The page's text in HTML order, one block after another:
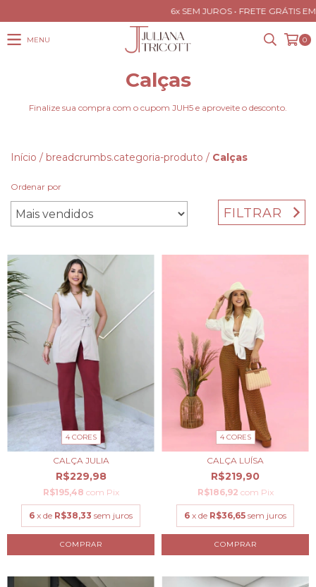
6x SEM JUROS • FRETE GRÁTIS
MENU 0
Calças
Finalize sua compra com o cupom JUH5 e aproveite o desconto.
Início / breadcrumbs.categoria-produto / Calças
Ordenar por
FILTRAR
4 CORES
CALÇA JULIA
R$229,98
R$195,48 com Pix
6 x de R$38,33 sem juros
COMPRAR
4 CORES
CALÇA LUÍSA
R$219,90
R$186,92 com Pix
6 x de R$36,65 sem juros
COMPRAR